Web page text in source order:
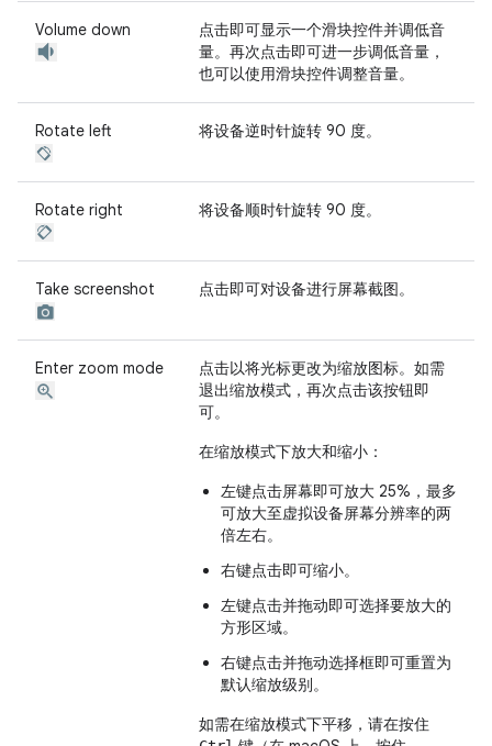
Volume down
点击即可显示一个滑块控件并调低音
量。再次点击即可进一步调低音量，
也可以使用滑块控件调整音量。
Rotate left 将设备逆时针旋转 90 度。
Rotate right 将设备顺时针旋转 90 度。
Take screenshot 点击即可对设备进行屏幕截图。
Enter zoom mode
点击以将光标更改为缩放图标。如需
退出缩放模式，再次点击该按钮即
可。
在缩放模式下放大和缩小：
左键点击屏幕即可放大 25%，最多
可放大至虚拟设备屏幕分辨率的两
倍左右。
右键点击即可缩小。
左键点击并拖动即可选择要放大的
方形区域。
右键点击并拖动选择框即可重置为
默认缩放级别。
如需在缩放模式下平移，请在按住